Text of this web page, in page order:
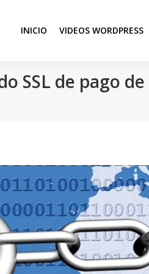
INICIO VIDEOS WORDPRESS
SSL de pago